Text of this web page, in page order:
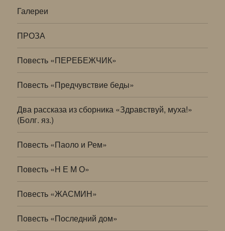
Галереи
ПРОЗА
Повесть «ПЕРЕБЕЖЧИК»
Повесть «Предчувствие беды»
Два рассказа из сборника «Здравствуй, муха!»
(Болг. яз.)
Повесть «Паоло и Рем»
Повесть «Н Е М О»
Повесть «ЖАСМИН»
Повесть «Последний дом»